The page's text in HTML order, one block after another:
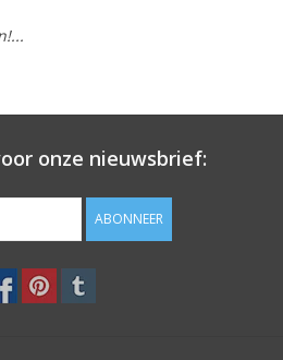
onze nieuwsbrief:
ABONNEER